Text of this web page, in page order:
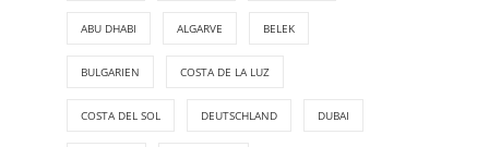
ABU DHABI ALGARVE BELEK
BULGARIEN COSTA DE LA LUZ
COSTA DEL SOL DEUTSCHLAND DUBAI